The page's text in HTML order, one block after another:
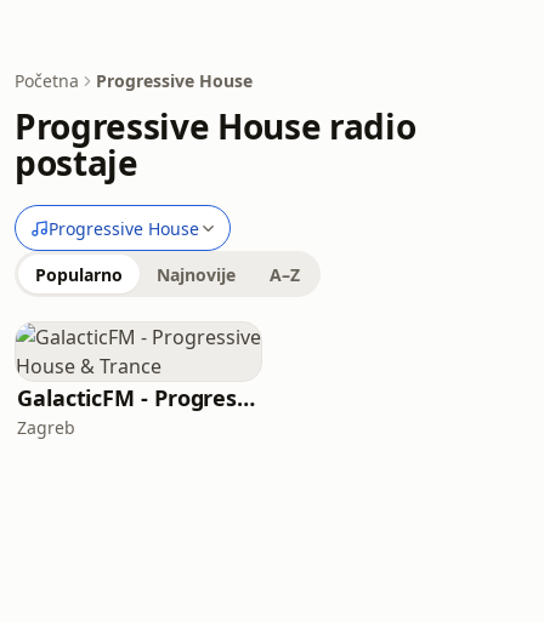
Početna Progressive House
Progressive House radio
postaje
Progressive House
Popularno Najnovije A–Z
GalacticFM - Progressive House & Trance
Zagreb